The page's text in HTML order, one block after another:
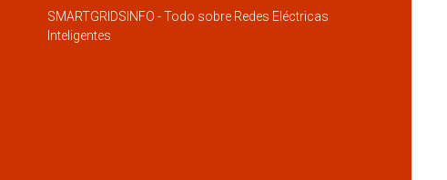
SMARTGRIDSINFO - Todo sobre Redes Eléctricas
Inteligentes